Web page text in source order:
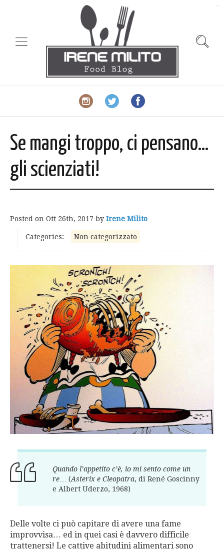
Se mangi troppo, ci pensano…
gli scienziati!
Posted on Ott 26th, 2017 by Irene Milito
Categories: Non categorizzato
Quando l’appetito c’è, io mi sento come un
re … (Asterix e Cleopatra, di René Goscinny
e Albert Uderzo, 1968)
Delle volte ci può capitare di avere una fame
improvvisa… ed in quei casi è davvero difficile
trattenersi! Le cattive abitudini alimentari sono